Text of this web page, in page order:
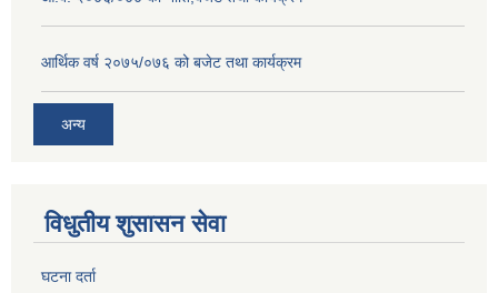
आर्थिक वर्ष २०७५/०७६ को बजेट तथा कार्यक्रम
अन्य
विधुतीय शुसासन सेवा
घटना दर्ता